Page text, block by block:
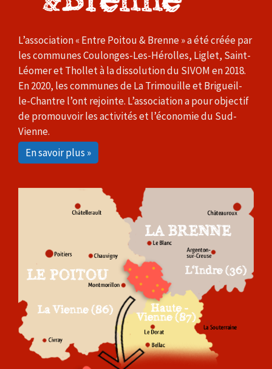
L’association « Entre Poitou & Brenne » a été créée par
les communes Coulonges-Les-Hérolles, Liglet, Saint-
Léomer et Thollet à la dissolution du SIVOM en 2018.
En 2020, les communes de La Trimouille et Brigueil-
le-Chantre l’ont rejointe. L’association a pour objectif
de promouvoir les activités et l’économie du Sud-
Vienne.
En savoir plus »